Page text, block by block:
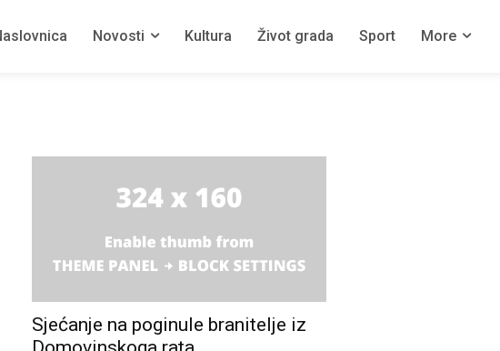
Novosti Kultura Život grada Sport More
Sjećanje na poginule branitelje iz